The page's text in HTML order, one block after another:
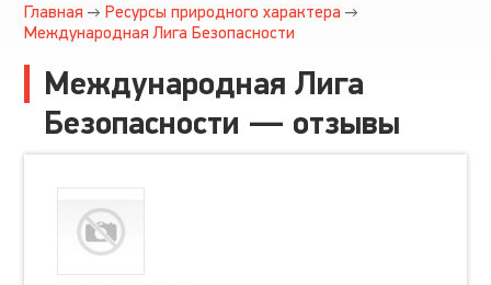
Главная
Ресурсы природного характера
Международная Лига Безопасности
Международная Лига
Безопасности — отзывы